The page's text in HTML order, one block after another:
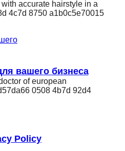
вашего бизнеса
Policy